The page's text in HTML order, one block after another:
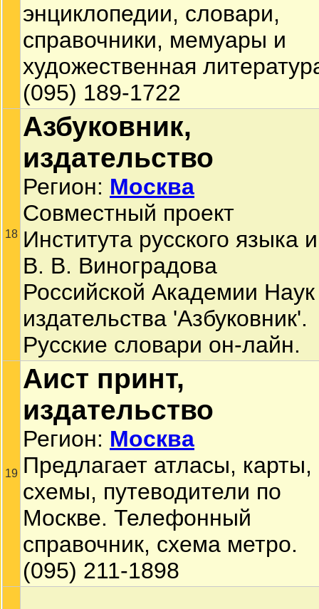
энциклопедии, словари,
справочники, мемуары и
художественная
(095) 189-1722
18
Азбуковник,
издательство
Регион: Москва
Совместный проект
Института русского языка
В. В. Виноградова
Российской Академии
издательства 'Азбуковник'.
Русские словари он-лайн.
19
Аист принт,
издательство
Регион: Москва
Предлагает атласы, карты,
схемы, путеводители по
Москве. Телефонный
справочник, схема метро.
(095) 211-1898